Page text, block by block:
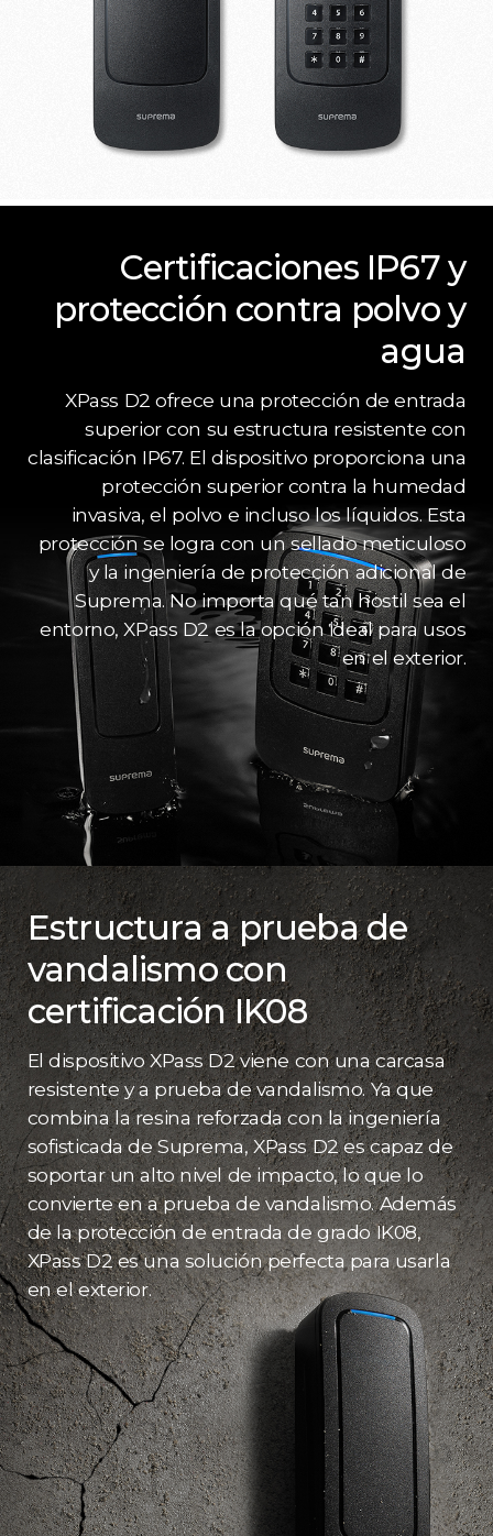
Certificaciones IP67 y
protección contra polvo y
agua
XPass D2 ofrece una protección de entrada
superior con su estructura resistente con
clasificación IP67. El dispositivo proporciona una
protección superior contra la humedad
invasiva, el polvo e incluso los líquidos. Esta
protección se logra con un sellado meticuloso
y la ingeniería de protección adicional de
Suprema. No importa qué tan hostil sea el
entorno, XPass D2 es la opción ideal para usos
en el exterior.
Estructura a prueba de
vandalismo con
certificación IK08
El dispositivo XPass D2 viene con una carcasa
resistente y a prueba de vandalismo. Ya que
combina la resina reforzada con la ingeniería
sofisticada de Suprema, XPass D2 es capaz de
soportar un alto nivel de impacto, lo que lo
convierte en a prueba de vandalismo. Además
de la protección de entrada de grado IK08,
XPass D2 es una solución perfecta para usarla
en el exterior.